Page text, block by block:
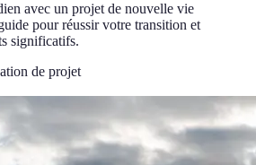
avec un projet de nouvelle vie
pour réussir votre transition et
significatifs.
de projet